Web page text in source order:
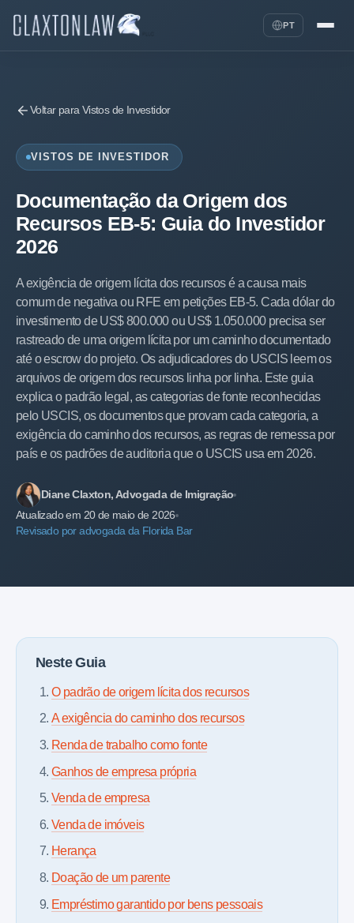
PT
Voltar para Vistos de Investidor
VISTOS DE INVESTIDOR
Documentação da Origem dos
Recursos EB-5: Guia do Investidor
2026
A exigência de origem lícita dos recursos é a causa mais
comum de negativa ou RFE em petições EB-5. Cada dólar do
investimento de US$ 800.000 ou US$ 1.050.000 precisa ser
rastreado de uma origem lícita por um caminho documentado
até o escrow do projeto. Os adjudicadores do USCIS leem os
arquivos de origem dos recursos linha por linha. Este guia
explica o padrão legal, as categorias de fonte reconhecidas
pelo USCIS, os documentos que provam cada categoria, a
exigência do caminho dos recursos, as regras de remessa por
país e os padrões de auditoria que o USCIS usa em 2026.
Diane Claxton, Advogada de Imigração
Atualizado em 20 de maio de 2026
Revisado por advogada da Florida Bar
Neste Guia
O padrão de origem lícita dos recursos
A exigência do caminho dos recursos
Renda de trabalho como fonte
Ganhos de empresa própria
Venda de empresa
Venda de imóveis
Herança
Doação de um parente
Empréstimo garantido por bens pessoais